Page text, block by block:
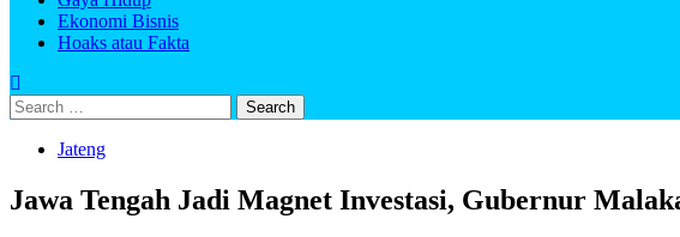
Ekonomi Bisnis
Hoaks atau Fakta
Jateng
Jawa Tengah Jadi Magnet Investasi, Gubernur